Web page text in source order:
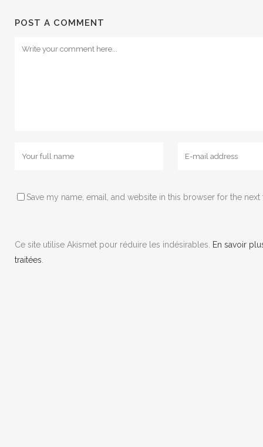
POST A COMMENT
Save my name, email, and website in this browser for the
Ce site utilise Akismet pour réduire les indésirables.
En savoir
traitées